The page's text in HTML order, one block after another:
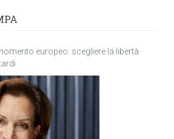
europeo: scegliere la libertà